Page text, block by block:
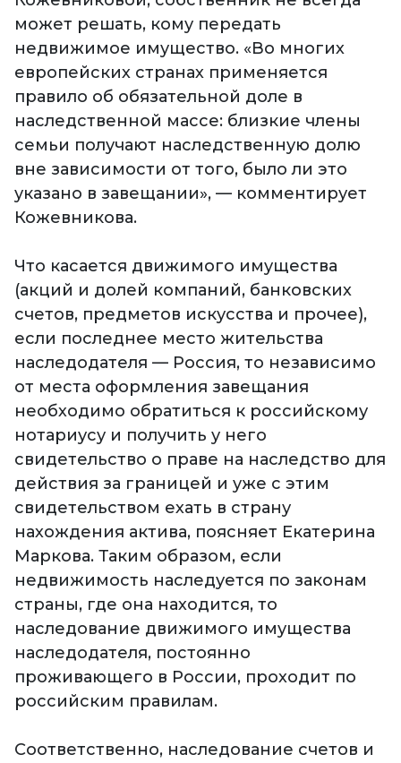
может решать, кому передать
недвижимое имущество. «Во многих
европейских странах применяется
правило об обязательной доле в
наследственной массе: близкие члены
семьи получают наследственную долю
вне зависимости от того, было ли это
указано в завещании», — комментирует
Кожевникова.
Что касается движимого имущества
(акций и долей компаний, банковских
счетов, предметов искусства и прочее),
если последнее место жительства
наследодателя — Россия, то независимо
от места оформления завещания
необходимо обратиться к российскому
нотариусу и получить у него
свидетельство о праве на наследство для
действия за границей и уже с этим
свидетельством ехать в страну
нахождения актива, поясняет Екатерина
Маркова. Таким образом, если
недвижимость наследуется по законам
страны, где она находится, то
наследование движимого имущества
наследодателя, постоянно
проживающего в России, проходит по
российским правилам.
Соответственно, наследование счетов и